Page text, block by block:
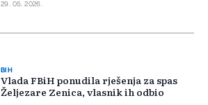
29. 05. 2026.
BIH
Vlada FBiH ponudila rješenja za spas
Željezare Zenica, vlasnik ih odbio